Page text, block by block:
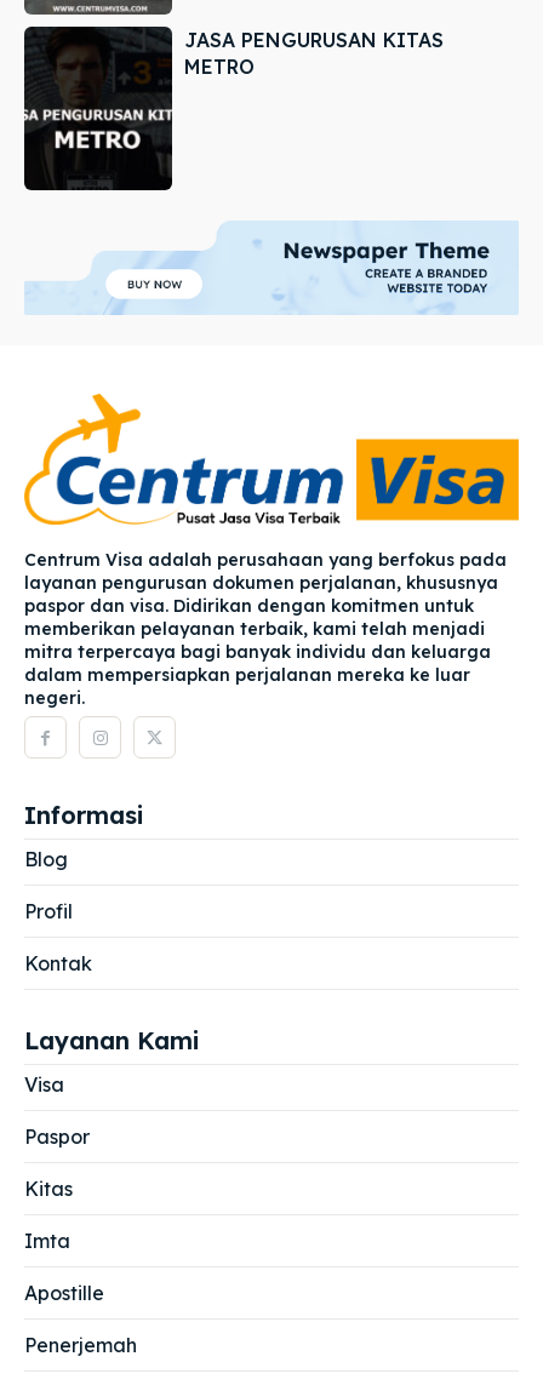
JASA PENGURUSAN KITAS
METRO
Centrum Visa adalah perusahaan yang berfokus pada
layanan pengurusan dokumen perjalanan, khususnya
paspor dan visa. Didirikan dengan komitmen untuk
memberikan pelayanan terbaik, kami telah menjadi
mitra terpercaya bagi banyak individu dan keluarga
dalam mempersiapkan perjalanan mereka ke luar
negeri.
Informasi
Blog
Profil
Kontak
Layanan Kami
Visa
Paspor
Kitas
Imta
Apostille
Penerjemah